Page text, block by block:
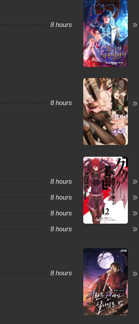
8 hours
8 hours
8 hours
8 hours
8 hours
8 hours
8 hours